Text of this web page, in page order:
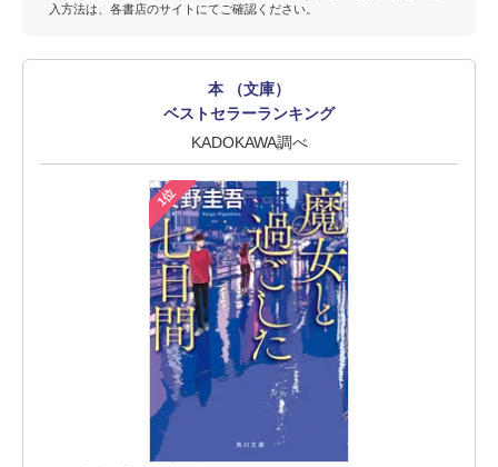
入方法は、各書店のサイトにてご確認ください。
本 （文庫）
ベストセラーランキング
KADOKAWA調べ
1位